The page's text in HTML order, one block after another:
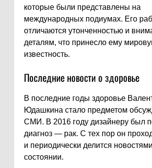
которые были представлены на
международных подиумах. Его
отличаются утонченностью и
деталям, что принесло ему
известность.
Последние новости о здоровье
В последние годы здоровье
Юдашкина стало предметом
СМИ. В 2016 году дизайнеру был
диагноз — рак. С тех пор он
и периодически делится
состоянии.